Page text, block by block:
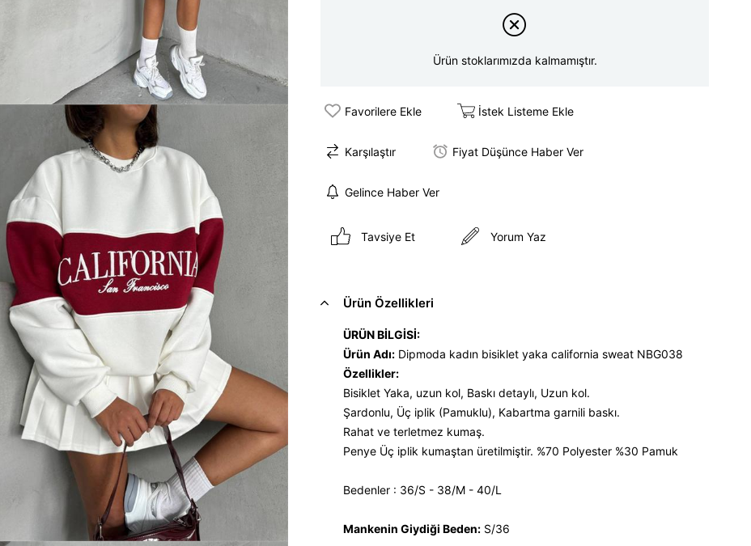
Ürün stoklarımızda kalmamıştır.
Favorilere Ekle İstek Listeme Ekle
Karşılaştır Fiyat Düşünce Haber Ver
Gelince Haber Ver
Tavsiye Et Yorum Yaz
Ürün Özellikleri
ÜRÜN BİLGİSİ:
Ürün Adı: Dipmoda kadın bisiklet yaka california sweat NBG038
Özellikler:
Bisiklet Yaka, uzun kol, Baskı detaylı, Uzun kol.
Şardonlu, Üç iplik (Pamuklu), Kabartma garnili baskı.
Rahat ve terletmez kumaş.
Penye Üç iplik kumaştan üretilmiştir. %70 Polyester %30 Pamuk
Bedenler : 36/S - 38/M - 40/L
Mankenin Giydiği Beden: S/36